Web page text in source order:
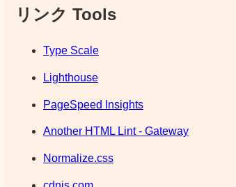
リンク Tools
Type Scale
Lighthouse
PageSpeed Insights
Another HTML Lint - Gateway
Normalize.css